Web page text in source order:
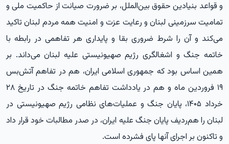
و قواعد بنیادین حقوق بین‌الملل، بر ضرورت صیانت از حاکمیت ملی و
تمامیت سرزمینی لبنان و رعایت عزت و امنیت همه مردم لبنان تاکید
می‌کند و آن را شرط ضروری بقا و پایداری هر تفاهمی در رابطه با
خاتمه جنگ و اشغالگری رژیم صهیونیستی علیه لبنان می‌داند. بر
همین اساس بود که جمهوری اسلامی ایران، هم در تفاهم آتش‌بس
۱۹ فروردین ماه و هم در یادداشت تفاهم خاتمه جنگ در تاریخ ۲۸
خرداد ۱۴۰۵، پایان جنگ و عملیات‌های نظامی رژیم صهیونیستی در
لبنان را هم‌ردیف پایان جنگ علیه ایران، در صدر مطالبات خود قرار داد
و تاکنون بر اجرای آنها پای فشرده است.